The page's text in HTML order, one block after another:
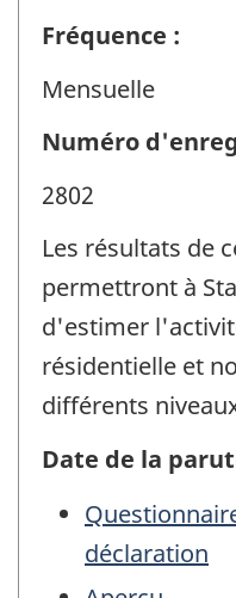
Fréquence :
Mensuelle
Numéro
2802
Les résultats de
permettront à
d'estimer
résidentielle et
différents
Date de la
déclaration